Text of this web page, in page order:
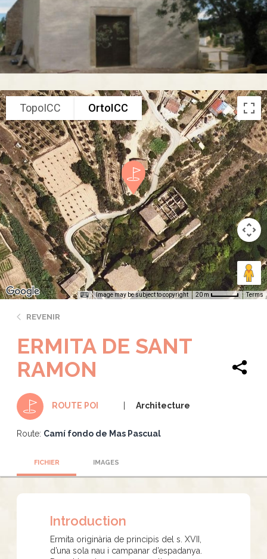
TopoICC OrtoICC
Image may be subject to copyright 20 m Terms
REVENIR
ERMITA DE SANT
RAMON
ROUTE POI Architecture
Route: Camí fondo de Mas Pascual
FICHIER IMAGES
Introduction
Ermita originària de principis del s. XVII,
d’una sola nau i campanar d’espadanya.